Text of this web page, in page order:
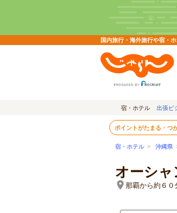
国内旅行・海外旅行や宿・
宿・ホテル 出張ビ
ポイントがたまる・つ
宿・ホテル > 沖縄県
オーシャ
那覇から約６０